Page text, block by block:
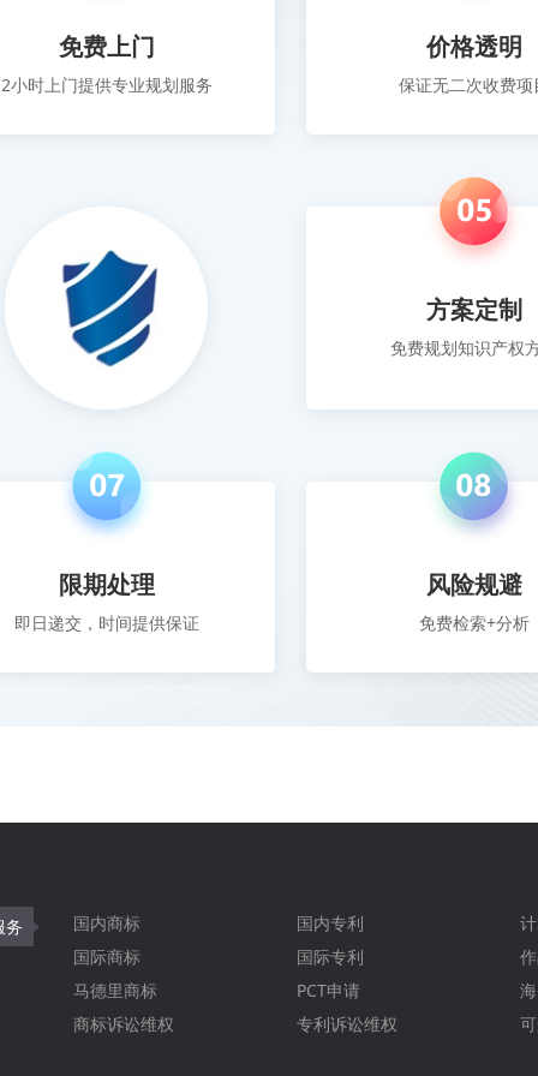
免费上门
2小时上门提供专业规划服务
价格透明
保证无二次收费项
方案定制
免费规划知识产权
限期处理
即日递交，时间提供保证
风险规避
免费检索+分析
务
国内商标
国际商标
马德里商标
商标诉讼维权
国内专利
国际专利
PCT申请
专利诉讼维权